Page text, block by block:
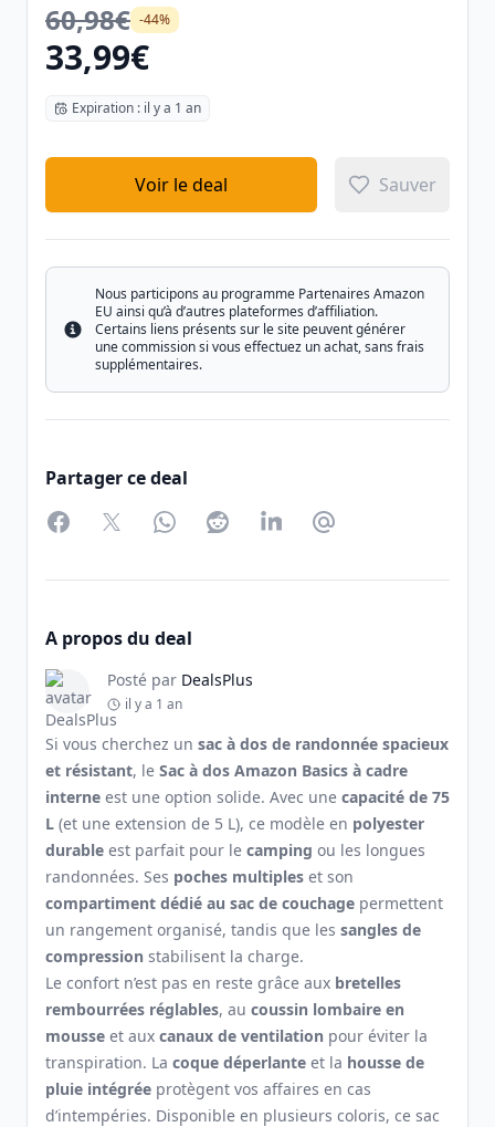
60,98€ -44%
33,99€
Expiration : il y a 1 an
Voir le deal Sauver
Info
Nous participons au programme Partenaires Amazon
EU ainsi qu’à d’autres plateformes d’affiliation.
Certains liens présents sur le site peuvent générer
une commission si vous effectuez un achat, sans frais
supplémentaires.
Partager ce deal
FacebookTwitterWhatsAppRedditLinkedInPartager par Email
A propos du deal
Posté par DealsPlus
il y a 1 an
Si vous cherchez un sac à dos de randonnée spacieux
et résistant, le Sac à dos Amazon Basics à cadre
interne est une option solide. Avec une capacité de 75
L (et une extension de 5 L), ce modèle en polyester
durable est parfait pour le camping ou les longues
randonnées. Ses poches multiples et son
compartiment dédié au sac de couchage permettent
un rangement organisé, tandis que les sangles de
compression stabilisent la charge.
Le confort n’est pas en reste grâce aux bretelles
rembourrées réglables, au coussin lombaire en
mousse et aux canaux de ventilation pour éviter la
transpiration. La coque déperlante et la housse de
pluie intégrée protègent vos affaires en cas
d’intempéries. Disponible en plusieurs coloris, ce sac